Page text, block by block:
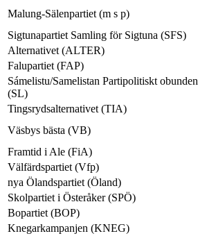
Malung-Sälenpartiet (m s p)
Sigtunapartiet Samling för Sigtuna (SFS)
Alternativet (ALTER)
Falupartiet (FAP)
Sámelistu/Samelistan Partipolitiskt obunden
(SL)
Tingsrydsalternativet (TIA)
Väsbys bästa (VB)
Framtid i Ale (FiA)
Välfärdspartiet (Vfp)
nya Ölandspartiet (Öland)
Skolpartiet i Österåker (SPÖ)
Bopartiet (BOP)
Knegarkampanjen (KNEG)